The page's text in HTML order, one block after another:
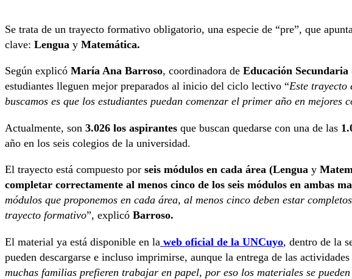
Se trata de un trayecto formativo obligatorio, una especie de “pre”, que
clave: Lengua y Matemática.
Según explicó María Ana Barroso, coordinadora de Educación
estudiantes lleguen mejor preparados al inicio del ciclo lectivo “Este trayecto
buscamos es que los estudiantes puedan comenzar el primer año en mejores
Actualmente, son 3.026 los aspirantes que buscan quedarse con una de las
año en los seis colegios de la universidad.
El trayecto está compuesto por seis módulos en cada área (Lengua y
completar correctamente al menos cinco de los seis módulos en ambas
módulos que proponemos en cada área, al menos cinco deben estar
trayecto formativo”, explicó Barroso.
El material ya está disponible en la web oficial de la UNCuyo, dentro de la
pueden descargarse e incluso imprimirse, aunque la entrega de las
muchas familias prefieren trabajar en papel, por eso los materiales se